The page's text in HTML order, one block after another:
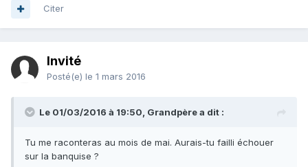
Citer
Invité
Posté(e) le 1 mars 2016
Le 01/03/2016 à 19:50, Grandpère a dit :
Tu me raconteras au mois de mai. Aurais-tu failli échouer
sur la banquise ?